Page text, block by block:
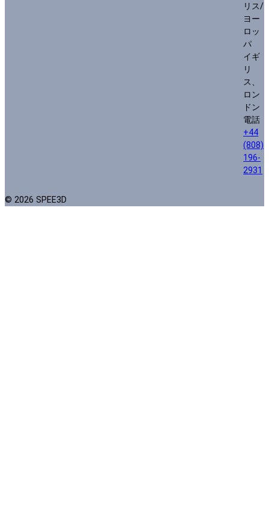
リス/
ヨー
ロッ
パ
イギ
リ
ス、
ロン
ドン
電話
+44
(808)
196-
2931
© 2026 SPEE3D